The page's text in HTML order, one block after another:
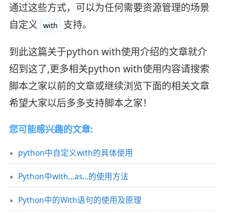
通过这些方式，可以为任何需要资源管理的场景
自定义
with 支持。
到此这篇关于python with使用介绍的文章就介
绍到这了,更多相关python with使用内容请搜索
脚本之家以前的文章或继续浏览下面的相关文章
希望大家以后多多支持脚本之家！
您可能感兴趣的文章:
python中自定义with的具体使用
Python中with...as...的使用方法
Python中的With语句的使用及原理